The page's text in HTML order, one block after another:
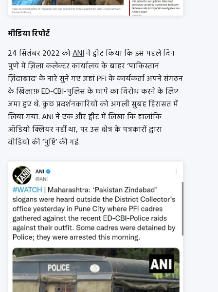
मीडिया रिपोर्ट
24 सितंबर 2022 कोANIने ट्वीट किया कि इस पहले दिन
पुणे में ज़िला कलेक्टर कार्यालय के बाहर ‘पाकिस्तान
ज़िंदाबाद’ के नारे सुने गए जहां PFI के कार्यकर्ता अपने संगठन
के खिलाफ़ ED-CBI-पुलिस के छापे का विरोध करने के लिए
जमा हुए थे. कुछ प्रदर्शनकारियों को अगली सुबह हिरासत में
लिया गया. ANI ने एक और ट्वीट में लिखा कि हालांकि
ऑडियो क्लियर नहीं था, पर उस क्षेत्र के पत्रकारों द्वारा
वीडियो की ‘पुष्टि’ की गई.